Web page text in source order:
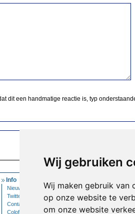
Wij gebruiken
Wij maken gebruik van
op onze website te
om onze website
dit een handmatige reactie is, typ
Info
Nieuwsbrief
Twitter
Contact
Colofon
Inloggen